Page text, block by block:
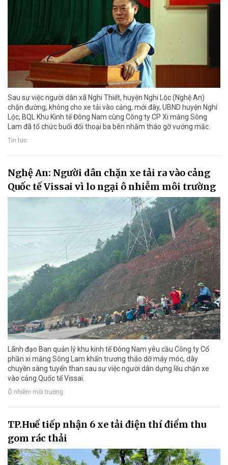
Sau sự việc người dân xã Nghi Thiết, huyện Nghi Lộc (Nghệ An)
chặn đường, không cho xe tải vào cảng, mới đây, UBND huyện Nghi
Lộc, BQL Khu Kinh tế Đông Nam cùng Công ty CP Xi măng Sông
Lam đã tổ chức buổi đối thoại ba bên nhằm tháo gỡ vướng mắc.
Tin tức
Nghệ An: Người dân chặn xe tải ra vào cảng
Quốc tế Vissai vì lo ngại ô nhiễm môi trường
Lãnh đạo Ban quản lý khu kinh tế Đông Nam yêu cầu Công ty Cổ
phần xi măng Sông Lam khẩn trương tháo dỡ máy móc, dây
chuyền sàng tuyển than sau sự việc người dân dựng lều chặn xe
vào cảng Quốc tế Vissai.
Ô nhiễm môi trường
TP.Huế tiếp nhận 6 xe tải điện thí điểm thu
gom rác thải